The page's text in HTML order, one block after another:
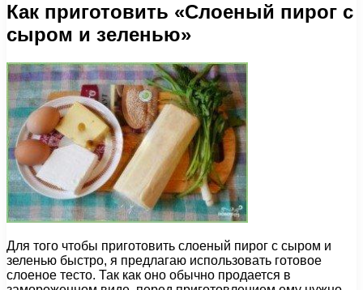
Как приготовить «Слоеный пирог с
сыром и зеленью»
Для того чтобы приготовить слоеный пирог с сыром и
зеленью быстро, я предлагаю использовать готовое
слоеное тесто. Так как оно обычно продается в